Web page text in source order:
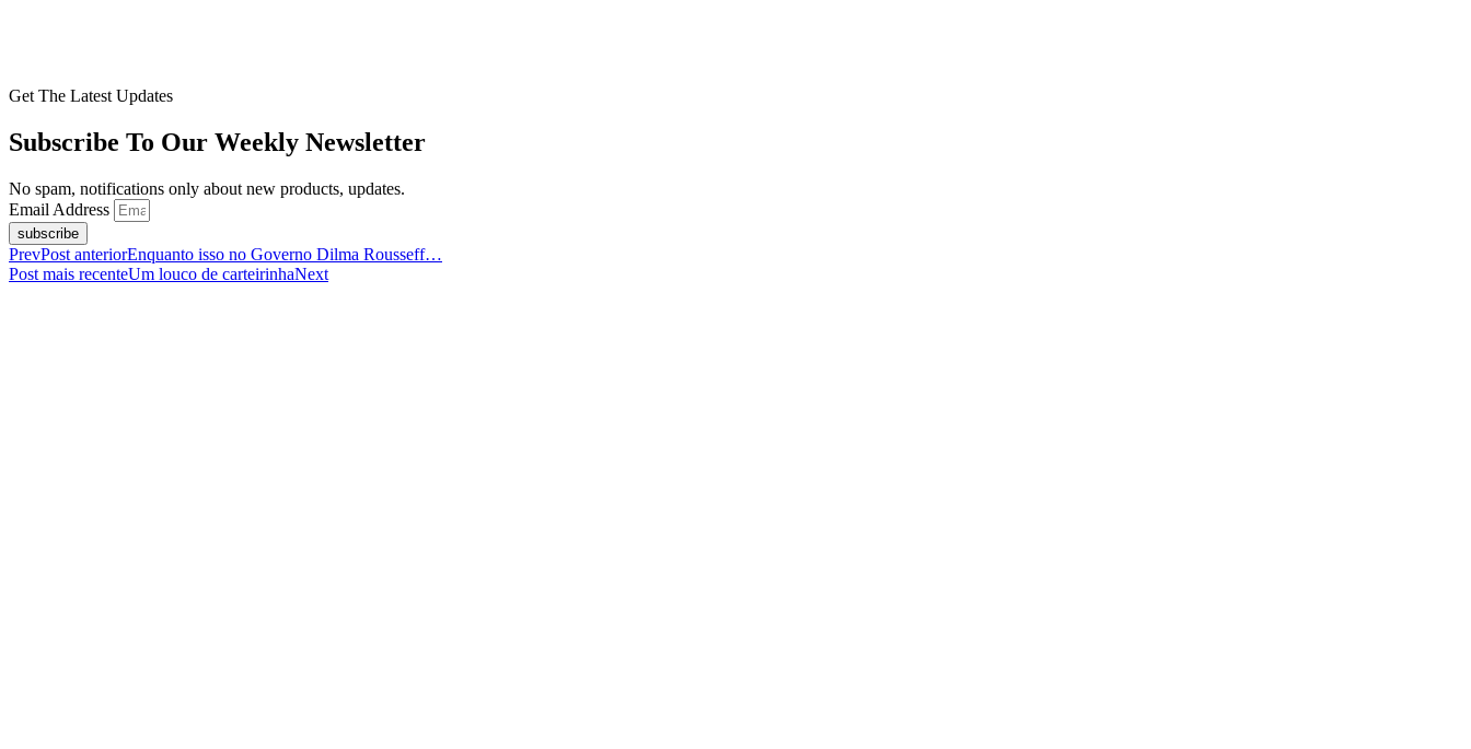
Get The Latest Updates
Subscribe To Our Weekly Newsletter
No spam, notifications only about new products, updates.
Email Address
subscribe
PrevPost anteriorEnquanto isso no Governo Dilma Rousseff…
Post mais recenteUm louco de carteirinhaNext